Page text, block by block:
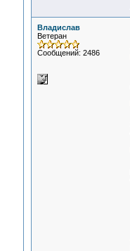
Владислав
Ветеран
Сообщений: 2486